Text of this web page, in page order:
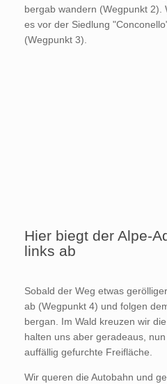
bergab wandern (Wegpunkt 2).
es vor der Siedlung
(Wegpunkt 3).
Hier biegt der Alpe-
links ab
Sobald der Weg etwas
ab (Wegpunkt 4) und folgen
bergan. Im Wald kreuzen wir
halten uns aber geradeaus,
auffällig gefurchte Freifläche.
Wir queren die Autobahn und